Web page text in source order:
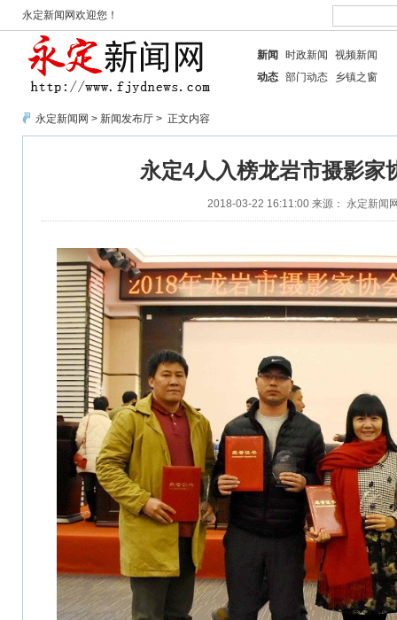
永定新闻网欢迎您！
新闻 时政新闻
视频新闻
动态 部门动态 乡镇之窗
永定新闻网 > 新闻发布厅 > 正文内容
永定4人入榜龙岩市摄影家
2018-03-22 16:11:00 来源： 永定新闻